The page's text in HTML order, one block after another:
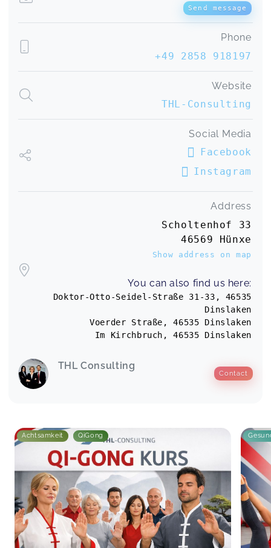
Send message
Phone
+49 2858 918197
Website
THL-Consulting
Social Media
Facebook
Instagram
Address
Scholtenhof 33
46569 Hünxe
Show address on map
You can also find us here:
Doktor-Otto-Seidel-Straße 31-33, 46535
Dinslaken
Voerder Straße, 46535 Dinslaken
Im Kirchbruch, 46535 Dinslaken
THL Consulting
Contact
Achtsamkeit QiGong